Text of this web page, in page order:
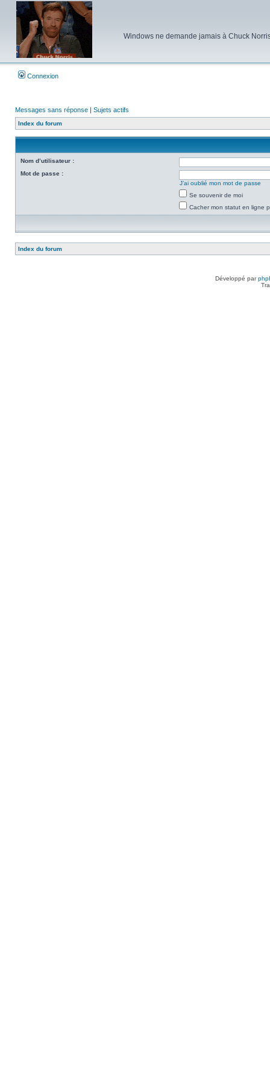
Windows ne demande jamais à Chuck
Connexion
Messages sans réponse | Sujets actifs
Index du forum
Nom d’utilisateur :
Mot de passe :
J’ai oublié mon mot de passe
Se souvenir de moi
Cacher mon statut en ligne
Index du forum
Développé par